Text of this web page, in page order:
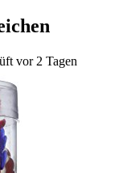
vor 2 Tagen